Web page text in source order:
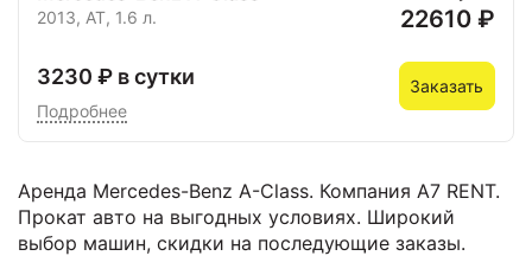
2013, AT, 1.6 л. 22610 ₽
3230 ₽ в сутки
Подробнее
Заказать
Аренда Mercedes-Benz A-Class. Компания А7 RENT.
Прокат авто на выгодных условиях. Широкий
выбор машин, скидки на последующие заказы.